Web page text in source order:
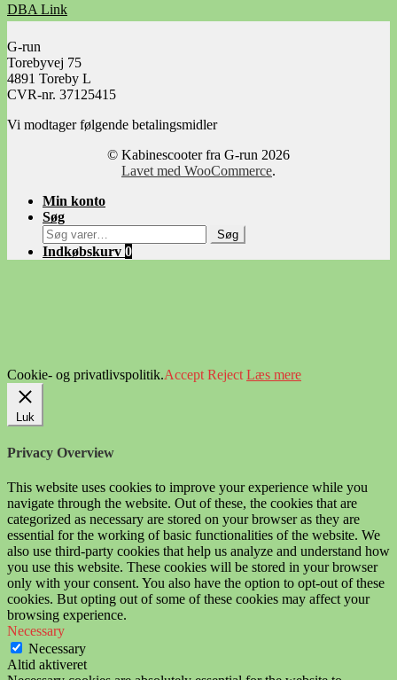
DBA Link
Facebook Link
G-run
Torebyvej 75
4891 Toreby L
CVR-nr. 37125415
Vi modtager følgende betalingsmidler
© Kabinescooter fra G-run 2026
Lavet med WooCommerce.
Min konto
Søg
Søg
efter:
Søg
Indkøbskurv 0
Cookie- og privatlivspolitik.Accept Reject Læs mere
Luk
Privacy Overview
This website uses cookies to improve your experience while you
navigate through the website. Out of these, the cookies that are
categorized as necessary are stored on your browser as they are
essential for the working of basic functionalities of the website. We
also use third-party cookies that help us analyze and understand how
you use this website. These cookies will be stored in your browser
only with your consent. You also have the option to opt-out of these
cookies. But opting out of some of these cookies may affect your
browsing experience.
Necessary
Necessary
Altid aktiveret